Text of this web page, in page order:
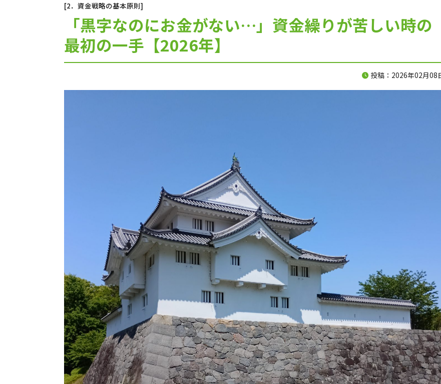
[2．資金戦略の基本原則]
「黒字なのにお金がない…」資金繰りが苦しい時の
最初の一手【2026年】
投稿：2026年02月08
初回相談のご案内
120分で、資金の不安を整理します。
複雑につながった資金の悩みを、
120分のオンライン面談で整理します。
社長が見返せる判断材料を残します。
🍃ご相談方法について
◎現在、電話相談は承っておりません。
お手数ですが、問い合わせフォームからご相談ください。
メール
24時間
対応地域
全国対応